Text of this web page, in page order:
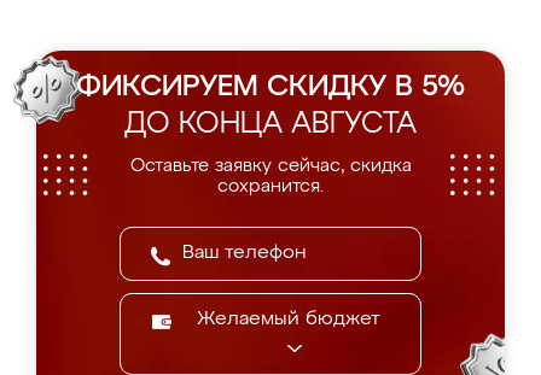
ФИКСИРУЕМ СКИДКУ В 5%
ДО КОНЦА АВГУСТА
Оставьте заявку сейчас, скидка
сохранится.
Желаемый бюджет